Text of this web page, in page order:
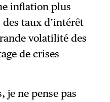
inflation plus
taux d’intérêt
volatilité des
de crises
je ne pense pas